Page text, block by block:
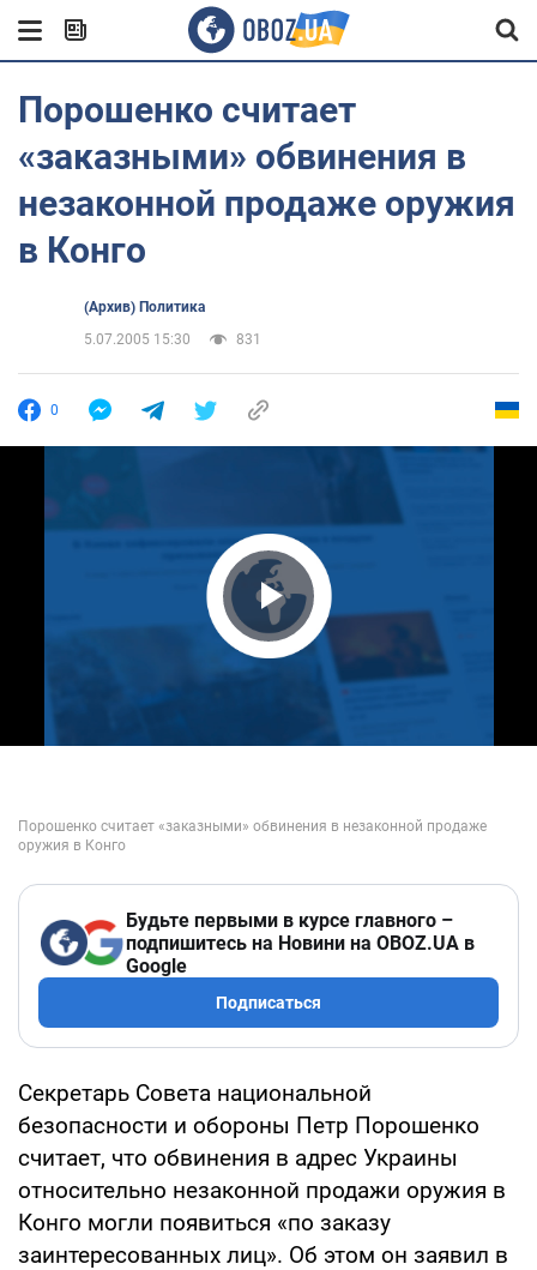
Порошенко считает
«заказными» обвинения в
незаконной продаже оружия
в Конго
(Архив) Политика
5.07.2005 15:30
831
0
Play Video
Будьте первыми в курсе главного –
подпишитесь на Новини на OBOZ.UA в
Google
Подписаться
Секретарь Совета национальной
безопасности и обороны Петр Порошенко
считает, что обвинения в адрес Украины
относительно незаконной продажи оружия в
Конго могли появиться «по заказу
заинтересованных лиц». Об этом он заявил в